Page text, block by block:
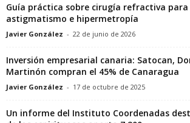
Guía práctica sobre cirugía refractiva
astigmatismo e hipermetropía
Javier González - 22 de junio de 2026
Inversión empresarial canaria: Satocan,
Martinón compran el 45% de Canaragua
Javier González - 17 de octubre de 2025
Un informe del Instituto Coordenadas